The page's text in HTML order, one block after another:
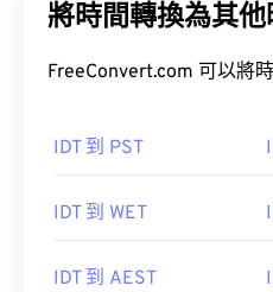
將時間轉換為其他
FreeConvert.com 可以將
IDT 到 PST
IDT 到 WET
IDT 到 AEST